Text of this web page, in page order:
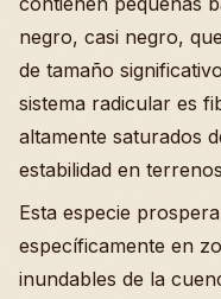
negro, casi negro,
de tamaño
sistema radicular es
altamente saturados
estabilidad en
Esta especie
específicamente en
inundables de la